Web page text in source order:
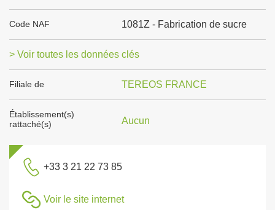
Code NAF 1081Z - Fabrication de sucre
> Voir toutes les données clés
Filiale de TEREOS FRANCE
Établissement(s)
rattaché(s)
Aucun
+33 3 21 22 73 85
Voir le site internet